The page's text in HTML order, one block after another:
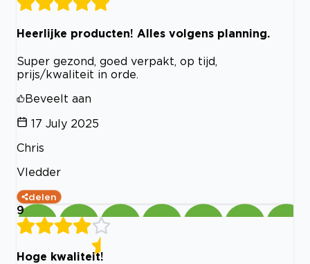
Heerlijke producten! Alles volgens planning.
Super gezond, goed verpakt, op tijd,
prijs/kwaliteit in orde.
Beveelt aan
17 July 2025
Chris
Vledder
delen
9
Hoge kwaliteit!